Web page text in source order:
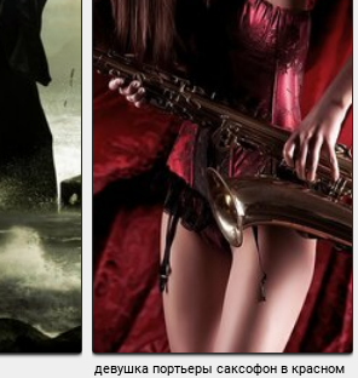
девушка портьеры саксофон в красном